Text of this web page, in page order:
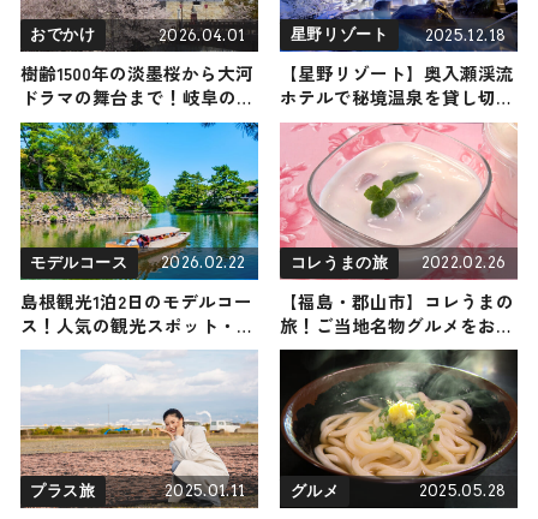
おでかけ 2026.04.01
樹齢1500年の淡墨桜から大河
ドラマの舞台まで！岐阜の桜
名所5選 〜4月下旬までが見
頃
星野リゾート 2025.12.18
【星野リゾート】奥入瀬渓流
ホテルで秘境温泉を貸し切る
『冬の絶景雪見露天』が開
催！ 静寂に包まれながら圧
巻の雪景色を堪能しよう / 青
森県十和田市
モデルコース 2026.02.22
島根観光1泊2日のモデルコー
ス！人気の観光スポット・名
所を満喫できる王道の旅程を
コレうまの旅 2022.02.26
【福島・郡山市】コレうまの
旅！ご当地名物グルメをお届
け
プラス旅 2025.01.11 グルメ 2025.05.28